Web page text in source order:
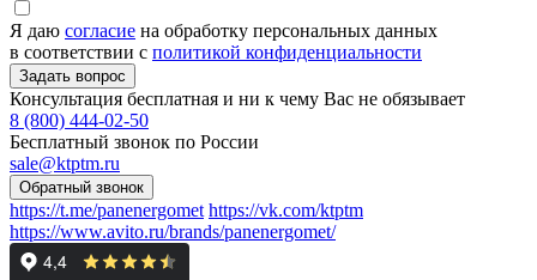
Я даю согласие на обработку персональных данных
в соответствии с политикой конфиденциальности
Консультация бесплатная и ни к чему Вас не обязывает
8 (800) 444-02-50
Бесплатный звонок по России
sale@ktptm.ru
https://t.me/panenergomet https://vk.com/ktptm
https://www.avito.ru/brands/panenergomet/